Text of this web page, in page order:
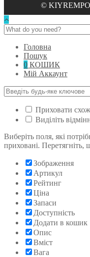
©
Головна
Пошук
0 КОШИК
Мій Аккаунт
Приховати
Виділіть
Виберіть поля, які
приховані. Перетягніть,
Зображення
Артикул
Рейтинг
Ціна
Запаси
Доступність
Додати в кошик
Опис
Вміст
Вага